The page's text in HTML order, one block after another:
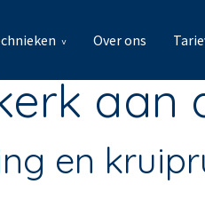
Over ons
aan
en